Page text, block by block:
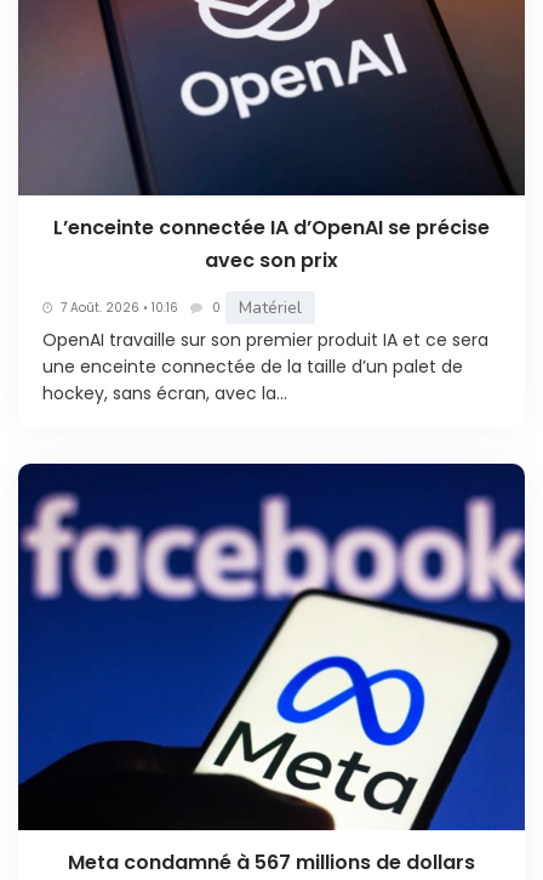
L’enceinte connectée IA d’OpenAI se précise
avec son prix
7 Août. 2026 • 10:16 0 Matériel
OpenAI travaille sur son premier produit IA et ce sera
une enceinte connectée de la taille d’un palet de
hockey, sans écran, avec la...
Meta condamné à 567 millions de dollars